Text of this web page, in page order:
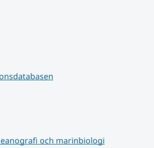
annan webbplats.
och marinbiologi